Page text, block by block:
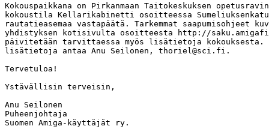
Kokouspaikkana on Pirkanmaan Taitokeskuksen
kokoustila Kellarikabinetti osoitteessa Sumeliuksenkatu
rautatieasemaa vastapäätä. Tarkemmat saapumisohjeet
yhdistyksen kotisivulta osoitteesta http://
päivitetään tarvittaessa myös lisätietoja kokouksesta.
lisätietoja antaa Anu Seilonen, thoriel@sci.fi.
Tervetuloa!
Ystävällisin terveisin,
Anu Seilonen
Puheenjohtaja
Suomen Amiga-käyttäjät ry.